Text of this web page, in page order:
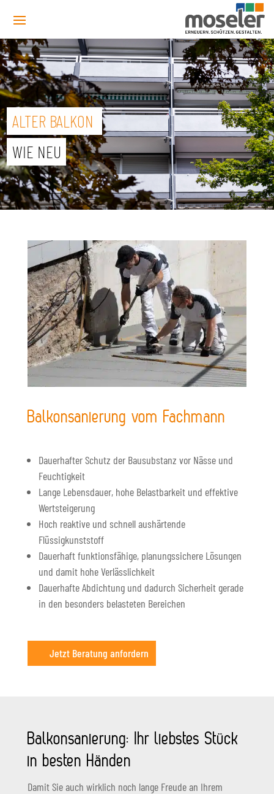
ALTER BALKON
WIE NEU
Balkonsanierung vom Fachmann
Dauerhafter Schutz der Bausubstanz vor Nässe und
Feuchtigkeit
Lange Lebensdauer, hohe Belastbarkeit und effektive
Wertsteigerung
Hoch reaktive und schnell aushärtende
Flüssigkunststoff
Dauerhaft funktionsfähige, planungssichere Lösungen
und damit hohe Verlässlichkeit
Dauerhafte Abdichtung und dadurch Sicherheit gerade
in den besonders belasteten Bereichen
Jetzt Beratung anfordern
Balkonsanierung: Ihr liebstes Stück
in besten Händen
Damit Sie auch wirklich noch lange Freude an Ihrem